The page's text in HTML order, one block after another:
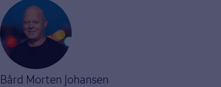
Bård Morten Johansen